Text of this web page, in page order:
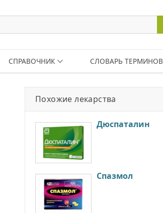
СПРАВОЧНИК СЛОВАРЬ ТЕРМИНОВ
Похожие лекарства
Дюспаталин
Спазмол